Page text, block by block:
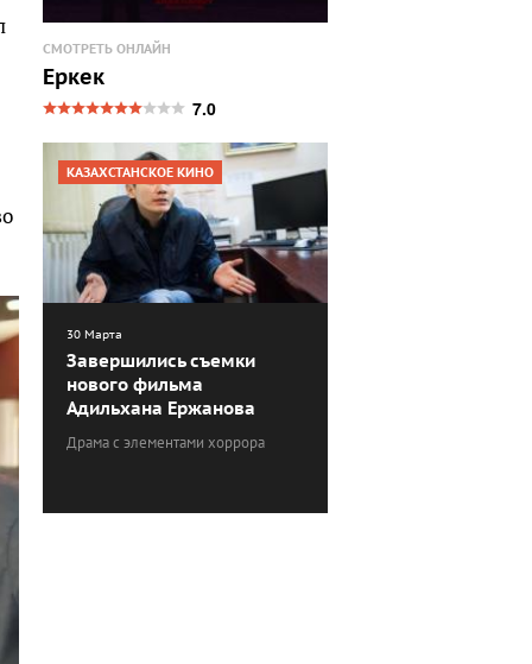
СМОТРЕТЬ ОНЛАЙН
Еркек
7.0
КАЗАХСТАНСКОЕ КИНО
30 Марта
Завершились съемки
нового фильма
Адильхана Ержанова
Драма с элементами хоррора